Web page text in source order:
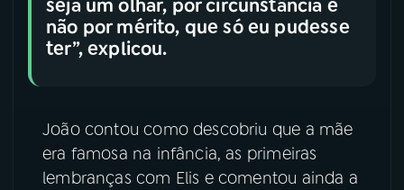
seja um olhar, por circunstância e
não por mérito, que só eu pudesse
ter”, explicou.
João contou como descobriu que a mãe
era famosa na infância, as primeiras
lembranças com Elis e comentou ainda a